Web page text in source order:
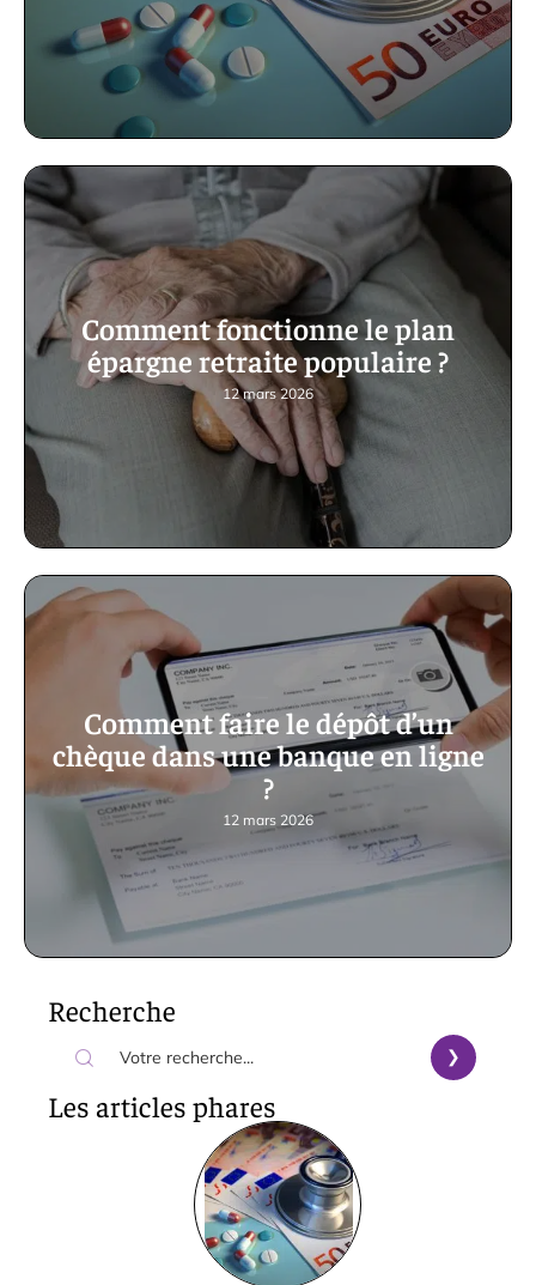
Comment fonctionne le plan
épargne retraite populaire ?
12 mars 2026
Comment faire le dépôt d’un
chèque dans une banque en ligne
?
12 mars 2026
Recherche
Les articles phares